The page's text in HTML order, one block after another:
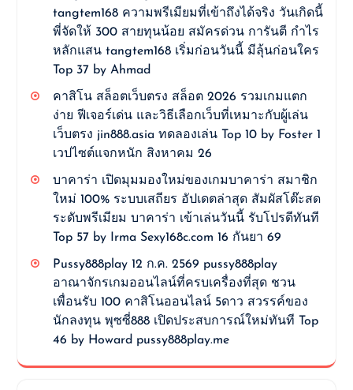
tangtem168 ความพรีเมียมที่เข้าถึงได้จริง วันเกิดนี้
พี่จัดให้ 300 สายทุนน้อย สมัครด่วน การันตี กำไร
หลักแสน tangtem168 เริ่มก่อนวันนี้ มีลุ้นก่อนใคร
Top 37 by Ahmad
คาสิโน สล็อตเว็บตรง สล็อต 2026 รวมเกมแตก
ง่าย ฟีเจอร์เด่น และวิธีเลือกเว็บที่เหมาะกับผู้เล่น
เว็บตรง jin888.asia ทดลองเล่น Top 10 by Foster 1
เวปไซต์แจกหนัก สิงหาคม 26
บาคาร่า เปิดมุมมองใหม่ของเกมบาคาร่า สมาชิก
ใหม่ 100% ระบบเสถียร อัปเดตล่าสุด สัมผัสโต๊ะสด
ระดับพรีเมียม บาคาร่า เข้าเล่นวันนี้ รับโปรดีทันที
Top 57 by Irma Sexy168c.com 16 กันยา 69
Pussy888play 12 ก.ค. 2569 pussy888play
อาณาจักรเกมออนไลน์ที่ครบเครื่องที่สุด ชวน
เพื่อนรับ 100 คาสิโนออนไลน์ 5ดาว สวรรค์ของ
นักลงทุน พุซซี่888 เปิดประสบการณ์ใหม่ทันที Top
46 by Howard pussy888play.me